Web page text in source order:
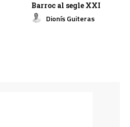
Barroc al segle XXI
Dionís Guiteras